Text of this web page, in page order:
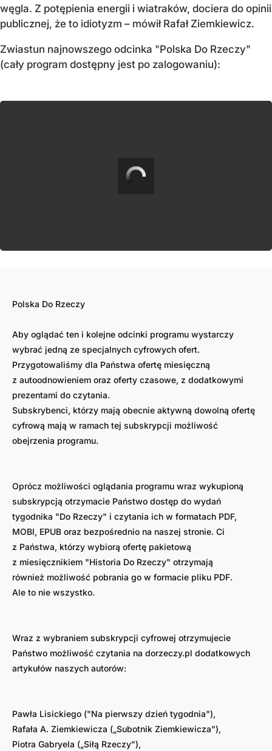
węgla. Z potępienia energii i wiatraków, dociera do opinii
publicznej, że to idiotyzm – mówił Rafał Ziemkiewicz.
Zwiastun najnowszego odcinka "Polska Do Rzeczy"
(cały program dostępny jest po zalogowaniu):
Polska Do Rzeczy
Aby oglądać ten i kolejne odcinki programu wystarczy
wybrać jedną ze specjalnych cyfrowych ofert.
Przygotowaliśmy dla Państwa ofertę miesięczną
z autoodnowieniem oraz oferty czasowe, z dodatkowymi
prezentami do czytania.
Subskrybenci, którzy mają obecnie aktywną dowolną ofertę
cyfrową mają w ramach tej subskrypcji możliwość
obejrzenia programu.
Oprócz możliwości oglądania programu wraz wykupioną
subskrypcją otrzymacie Państwo dostęp do wydań
tygodnika "Do Rzeczy" i czytania ich w formatach PDF,
MOBI, EPUB oraz bezpośrednio na naszej stronie. Ci
z Państwa, którzy wybiorą ofertę pakietową
z miesięcznikiem "Historia Do Rzeczy" otrzymają
również możliwość pobrania go w formacie pliku PDF.
Ale to nie wszystko.
Wraz z wybraniem subskrypcji cyfrowej otrzymujecie
Państwo możliwość czytania na dorzeczy.pl dodatkowych
artykułów naszych autorów:
Pawła Lisickiego ("Na pierwszy dzień tygodnia"),
Rafała A. Ziemkiewicza („Subotnik Ziemkiewicza"),
Piotra Gabryela („Siłą Rzeczy”),